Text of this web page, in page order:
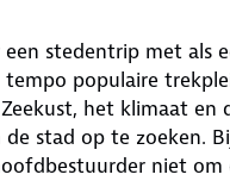
stedentrip met als
tempo populaire
het klimaat
stad op te zoeken.
niet